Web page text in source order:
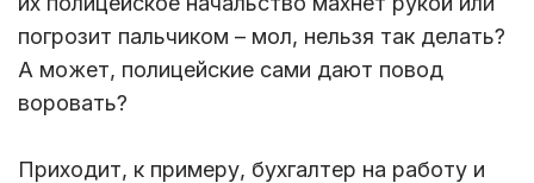
погрозит пальчиком – мол, нельзя так делать?
А может, полицейские сами дают повод
воровать?
Приходит, к примеру, бухгалтер на работу и